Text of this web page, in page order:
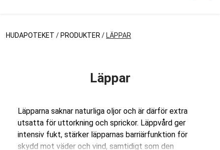
HUDAPOTEKET / PRODUKTER / LÄPPAR
Läppar
Läpparna saknar naturliga oljor och är därför extra
utsatta för uttorkning och sprickor. Läppvård ger
intensiv fukt, stärker läpparnas barriärfunktion för
skydd mot väder och vind, samtidigt som den